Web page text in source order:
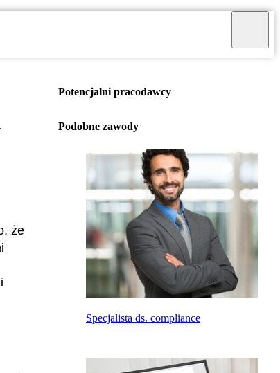
że
Potencjalni pracodawcy
Podobne zawody
Specjalista ds. compliance